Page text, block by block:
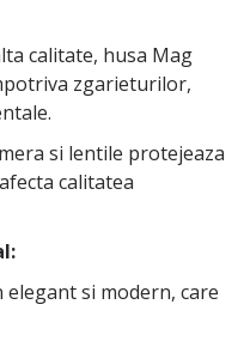
calitate, husa Mag
zgarieturilor,
si lentile protejeaza
calitatea
si modern, care